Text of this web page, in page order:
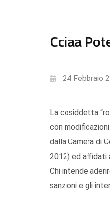
Cciaa
24 Febbraio
La cosiddetta
con
dalla Camera di
2012) ed affidati
Chi intende
sanzioni e gli